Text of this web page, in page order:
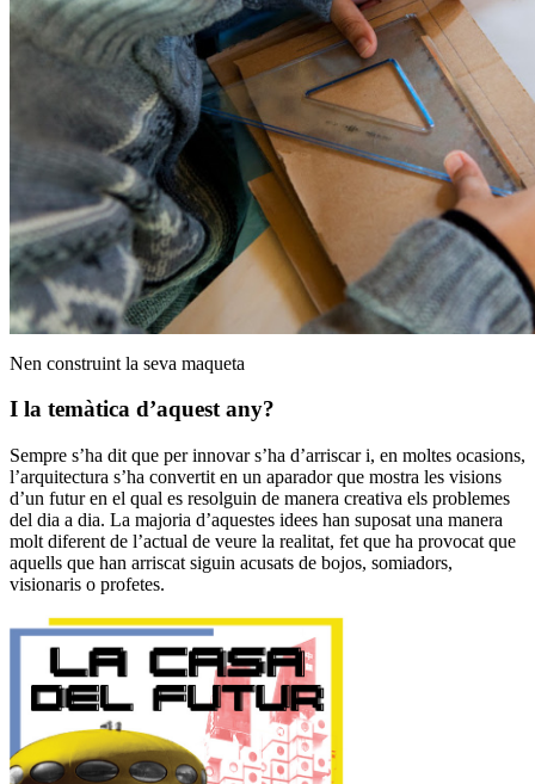
Nen construint la seva maqueta
I la temàtica d’aquest any?
Sempre s’ha dit que per innovar s’ha d’arriscar i, en moltes ocasions,
l’arquitectura s’ha convertit en un aparador que mostra les visions
d’un futur en el qual es resolguin de manera creativa els problemes
del dia a dia. La majoria d’aquestes idees han suposat una manera
molt diferent de l’actual de veure la realitat, fet que ha provocat que
aquells que han arriscat siguin acusats de bojos, somiadors,
visionaris o profetes.